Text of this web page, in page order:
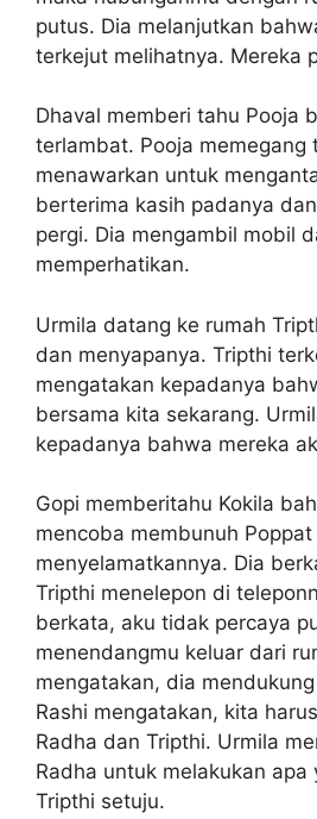
putus. Dia melanjutkan
terkejut melihatnya. Mereka
Dhaval memberi tahu Pooja
terlambat. Pooja memegang
menawarkan untuk
berterima kasih padanya
pergi. Dia mengambil mobil
memperhatikan.
Urmila datang ke rumah
dan menyapanya. Tripthi
mengatakan kepadanya
bersama kita sekarang.
kepadanya bahwa mereka
Gopi memberitahu Kokila
mencoba membunuh
menyelamatkannya. Dia
Tripthi menelepon di
berkata, aku tidak percaya
menendangmu keluar dari
mengatakan, dia
Rashi mengatakan, kita
Radha dan Tripthi. Urmila
Radha untuk melakukan apa
Tripthi setuju.